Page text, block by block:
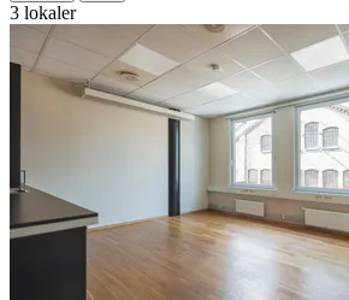
3 lokaler